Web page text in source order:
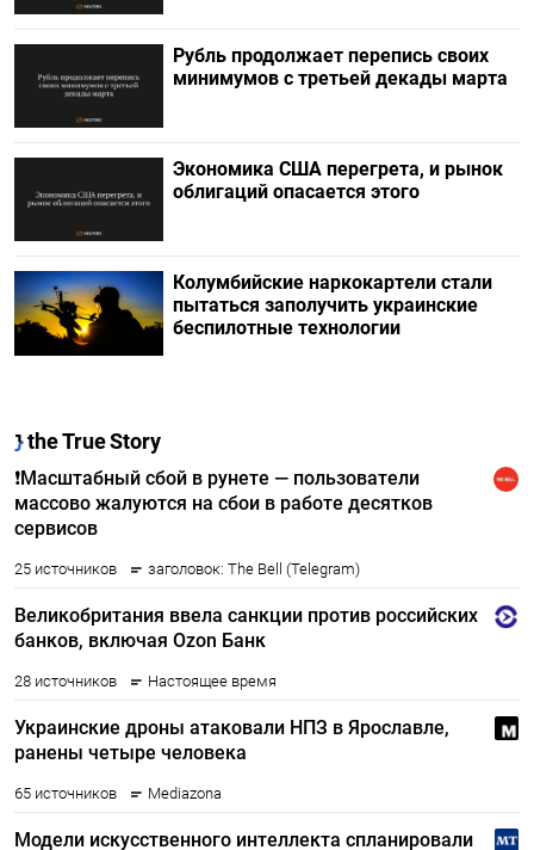
Рубль продолжает перепись своих
минимумов с третьей декады марта
Экономика США перегрета, и рынок
облигаций опасается этого
Колумбийские наркокартели стали
пытаться заполучить украинские
беспилотные технологии